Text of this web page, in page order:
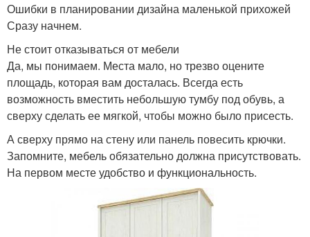
Ошибки в планировании дизайна маленькой прихожей
Сразу начнем.
Не стоит отказываться от мебели
Да, мы понимаем. Места мало, но трезво оцените
площадь, которая вам досталась. Всегда есть
возможность вместить небольшую тумбу под обувь, а
сверху сделать ее мягкой, чтобы можно было присесть.
А сверху прямо на стену или панель повесить крючки.
Запомните, мебель обязательно должна присутствовать.
На первом месте удобство и функциональность.